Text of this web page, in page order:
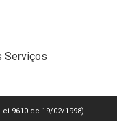
Serviços
9610 de 19/02/1998)